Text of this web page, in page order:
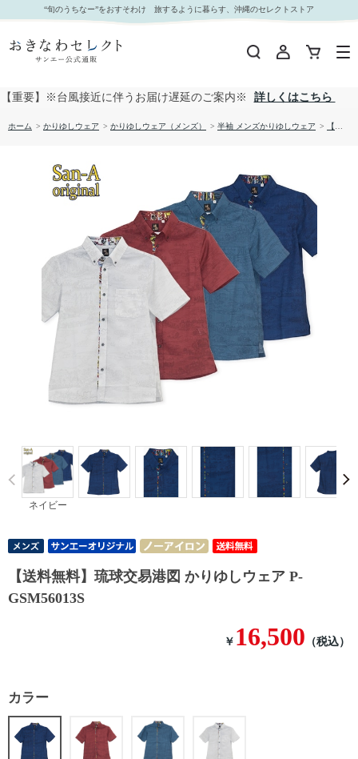
【送料無料】琉球交易港図 かりゆしウェア P-GSM56013S｜おきなわセレクト サンエー公式通
販
“旬のうちなー”をおすそわけ 旅するように暮らす、沖縄のセレクトストア
【重要】※台風接近に伴うお届け遅延のご案内※ 詳しくはこちら
ホーム > かりゆしウェア > かりゆしウェア（メンズ） > 半袖 メンズかりゆしウェア > 【送料無料】琉球交易港図 かりゆしウェア P-GSM56013S
ネイビー
Prev
【送料無料】琉球交易港図 かりゆしウェア P-
GSM56013S
￥ 16,500 （税込）
カラー